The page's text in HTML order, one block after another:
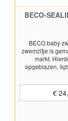
BECO-
BECO baby
zwemzitje is
markt.
opgeblazen,
en stevig
van
hoge
€